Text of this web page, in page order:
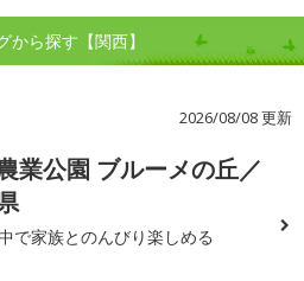
から探す【関西】
2026/08/08 更新
業公園 ブルーメの丘／
で家族とのんびり楽しめる